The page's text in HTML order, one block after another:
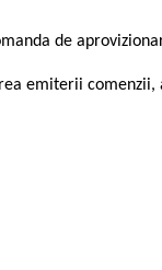
de
emiterii